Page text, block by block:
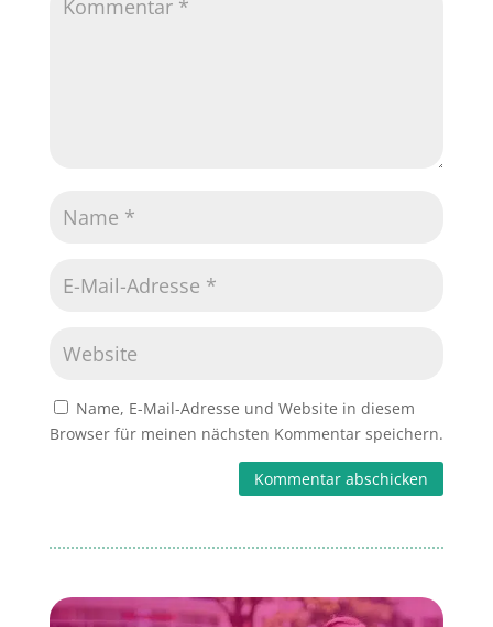
Name, E-Mail-Adresse und Website in diesem
Browser für meinen nächsten Kommentar speichern.
Kommentar abschicken